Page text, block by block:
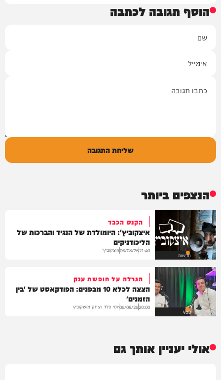
הוסף תגובה לכתבה
שליחת התגובה
הנצפים ביותר
חדשות
הקנס הכבד
איצקוביץ': היומולדת של הנגיד והברכות של
הליכודניקים
21:40
06/08/26איצקוביץ'
VOD
הגרלה על חופשת ענק
הצצה לכלא 10 מבפנים: הפודקאסט של 'בין
הזמנים'
20:00
06/08/26יוסי פלד ויצחק מושקוביץ
אולי יעניין אותך גם